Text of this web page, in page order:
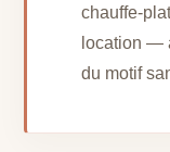
chauffe-
location —
du motif